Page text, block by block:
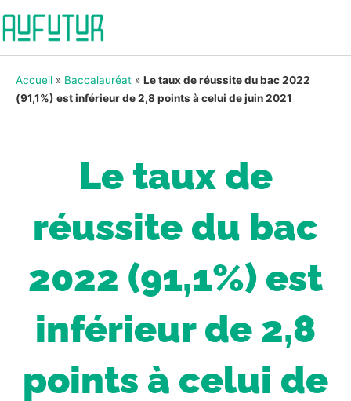
Accueil » Baccalauréat » Le taux de réussite du bac 2022
(91,1%) est inférieur de 2,8 points à celui de juin 2021
Le taux de
réussite du bac
2022 (91,1%) est
inférieur de 2,8
points à celui de